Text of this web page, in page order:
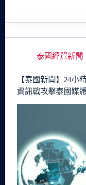
泰國經貿新聞
【泰國新聞】24小
資訊戰攻擊泰國媒